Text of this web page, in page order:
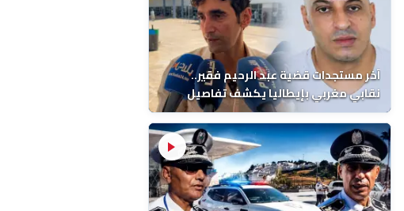
آخر مستجدات قضية عبد الرحيم فقير..
نقابي مغربي بإيطاليا يكشف تفاصيل
الوفاة ونتائج التشريح